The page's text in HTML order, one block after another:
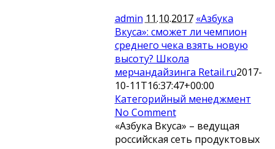
admin 11.10.2017 «Азбука
Вкуса»: сможет ли чемпион
среднего чека взять новую
высоту? Школа
мерчандайзинга Retail.ru2017-
10-11T16:37:47+00:00
Категорийный менеджмент
No Comment
«Азбука Вкуса» – ведущая
российская сеть продуктовых